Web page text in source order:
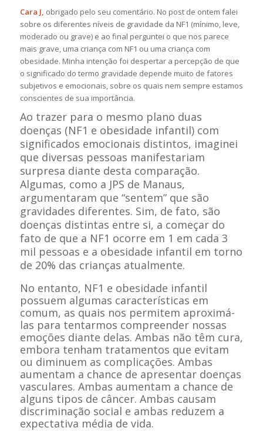
Cara J, obrigado pelo seu comentário. No post de ontem falei
sobre os diferentes níveis de gravidade da NF1 (mínimo, leve,
moderado ou grave) e ao final perguntei o que nos parece
mais grave, uma criança com NF1 ou uma criança com
obesidade. Minha intenção foi despertar a percepção de que
o significado do termo gravidade depende muito de fatores
subjetivos e emocionais, sobre os quais nem sempre estamos
conscientes de sua importância.
Ao trazer para o mesmo plano duas
doenças (NF1 e obesidade infantil) com
significados emocionais distintos, imaginei
que diversas pessoas manifestariam
surpresa diante desta comparação.
Algumas, como a JPS de Manaus,
argumentaram que “sentem” que são
gravidades diferentes. Sim, de fato, são
doenças distintas entre si, a começar do
fato de que a NF1 ocorre em 1 em cada 3
mil pessoas e a obesidade infantil em torno
de 20% das crianças atualmente.
No entanto, NF1 e obesidade infantil
possuem algumas características em
comum, as quais nos permitem aproximá-
las para tentarmos compreender nossas
emoções diante delas. Ambas não têm cura,
embora tenham tratamentos que evitam
ou diminuem as complicações. Ambas
aumentam a chance de apresentar doenças
vasculares. Ambas aumentam a chance de
alguns tipos de câncer. Ambas causam
discriminação social e ambas reduzem a
expectativa média de vida.